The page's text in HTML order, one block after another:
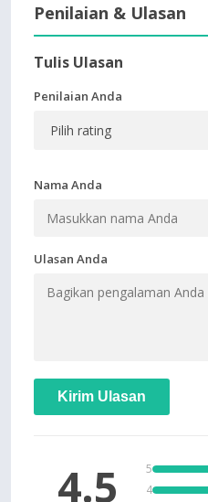
Penilaian & Ulasan
Tulis Ulasan
Penilaian Anda
Nama Anda
Ulasan Anda
Kirim Ulasan
4.5
5
4